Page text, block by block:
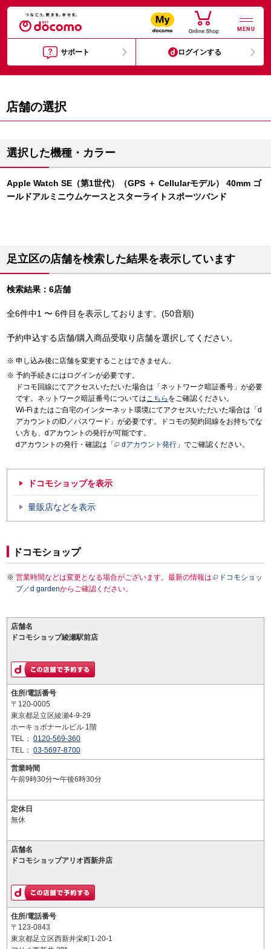
MENU
サポート ログインする
店舗の選択
選択した機種・カラー
Apple Watch SE（第1世代）（GPS ＋ Cellularモデル） 40mm ゴ
ールドアルミニウムケースとスターライトスポーツバンド
足立区の店舗を検索した結果を表示しています
検索結果：6店舗
全6件中1 〜 6件目を表示しております。(50音順)
予約申込する店舗/購入商品受取り店舗を選択してください。
申し込み後に店舗を変更することはできません。
予約手続きにはログインが必要です。
ドコモ回線にてアクセスいただいた場合は「ネットワーク暗証番号」が必要
です。ネットワーク暗証番号についてはこちら をご確認ください。
Wi-Fiまたはご自宅のインターネット環境にてアクセスいただいた場合は「d
アカウントのID／パスワード」が必要です。ドコモの契約回線をお持ちでな
い方も、dアカウントの発行が可能です。
dアカウントの発行・確認は「
dアカウント発行 」でご確認ください。
ドコモショップを表示
量販店などを表示
ドコモショップ
営業時間などは変更となる場合がございます。最新の情報は
ドコモショッ
プ／d gardenからご確認ください。
店舗名
ドコモショップ綾瀬駅前店
住所/電話番号
〒120-0005
東京都足立区綾瀬4-9-29
ホーキョボナールビル 1階
TEL： 0120-569-360
TEL： 03-5697-8700
営業時間
午前9時30分〜午後6時30分
定休日
無休
店舗名
ドコモショップアリオ西新井店
住所/電話番号
〒123-0843
東京都足立区西新井栄町1-20-1